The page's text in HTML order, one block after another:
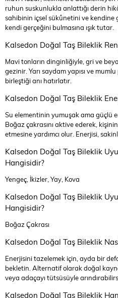
ruhun suskunlukla anlattığı derin
sahibinin içsel sükûnetini ve kendine
kendi gerçeğini bulmasına ışık tutar.
Kalsedon Doğal Taş Bileklik
Mavi tonların dinginliğiyle, gri ve
gezinir. Yarı saydam yapısı ve
birleştiği anı hatırlatır.
Kalsedon Doğal Taş Bileklik
Su elementinin yumuşak ama güçlü
Boğaz çakrasını aktive ederek,
etmesine yardımcı olur. Enerjisi,
Kalsedon Doğal Taş Bileklik
Hangisidir?
Yengeç, İkizler, Yay, Kova
Kalsedon Doğal Taş Bileklik
Hangisidir?
Boğaz Çakrası
Kalsedon Doğal Taş Bileklik
Enerjisini tazelemek için, ayda bir
bekletin. Alternatif olarak doğal
veya adaçayı tütsüsüyle
Kalsedon Doğal Taş Bileklik